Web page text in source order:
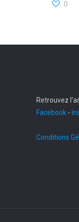
0
Retrouvez
Facebook -
Conditions